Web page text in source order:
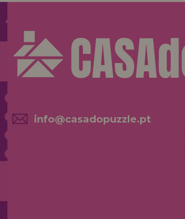
info@casadopuzzle.pt